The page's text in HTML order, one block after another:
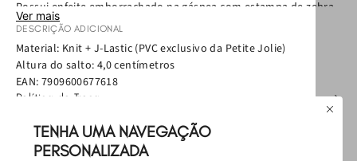
TENHA UMA NAVEGAÇÃO
PERSONALIZADA
Possui enfeite emborrachado na gáspea com estampa de zebra.
Com amarração de atacador preto e branco preso por fita de
gorgurão traseira.
Chegou a hora de se divertir! A sandália Fizzy chega ainda mais
cool nessa versão com estampa de zebra. O mix bicolor e
estampado permite que você brinque com o seu estilo e as
amarração ou sem. E tenha o atacador como um acessório à
mais no visual!
Ver mais
DESCRIÇÃO ADICIONAL
Material: Knit + J-Lastic (PVC exclusivo da Petite Jolie)
Altura do salto: 4,0 centímetros
EAN: 7909600677618
Política de Troca
Como cuidar